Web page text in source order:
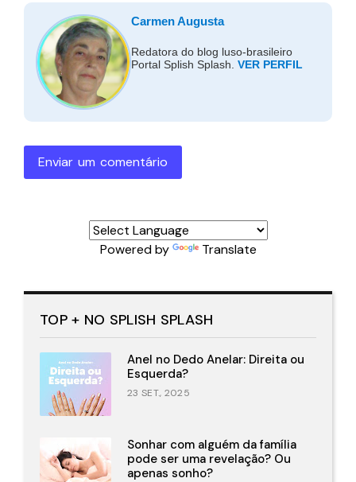
Carmen Augusta
Redatora do blog luso-brasileiro
Portal Splish Splash. VER PERFIL
Enviar um comentário
Powered by Translate
TOP + NO SPLISH SPLASH
Anel no Dedo Anelar: Direita ou
Esquerda?
23 SET., 2025
Sonhar com alguém da família
pode ser uma revelação? Ou
apenas sonho?